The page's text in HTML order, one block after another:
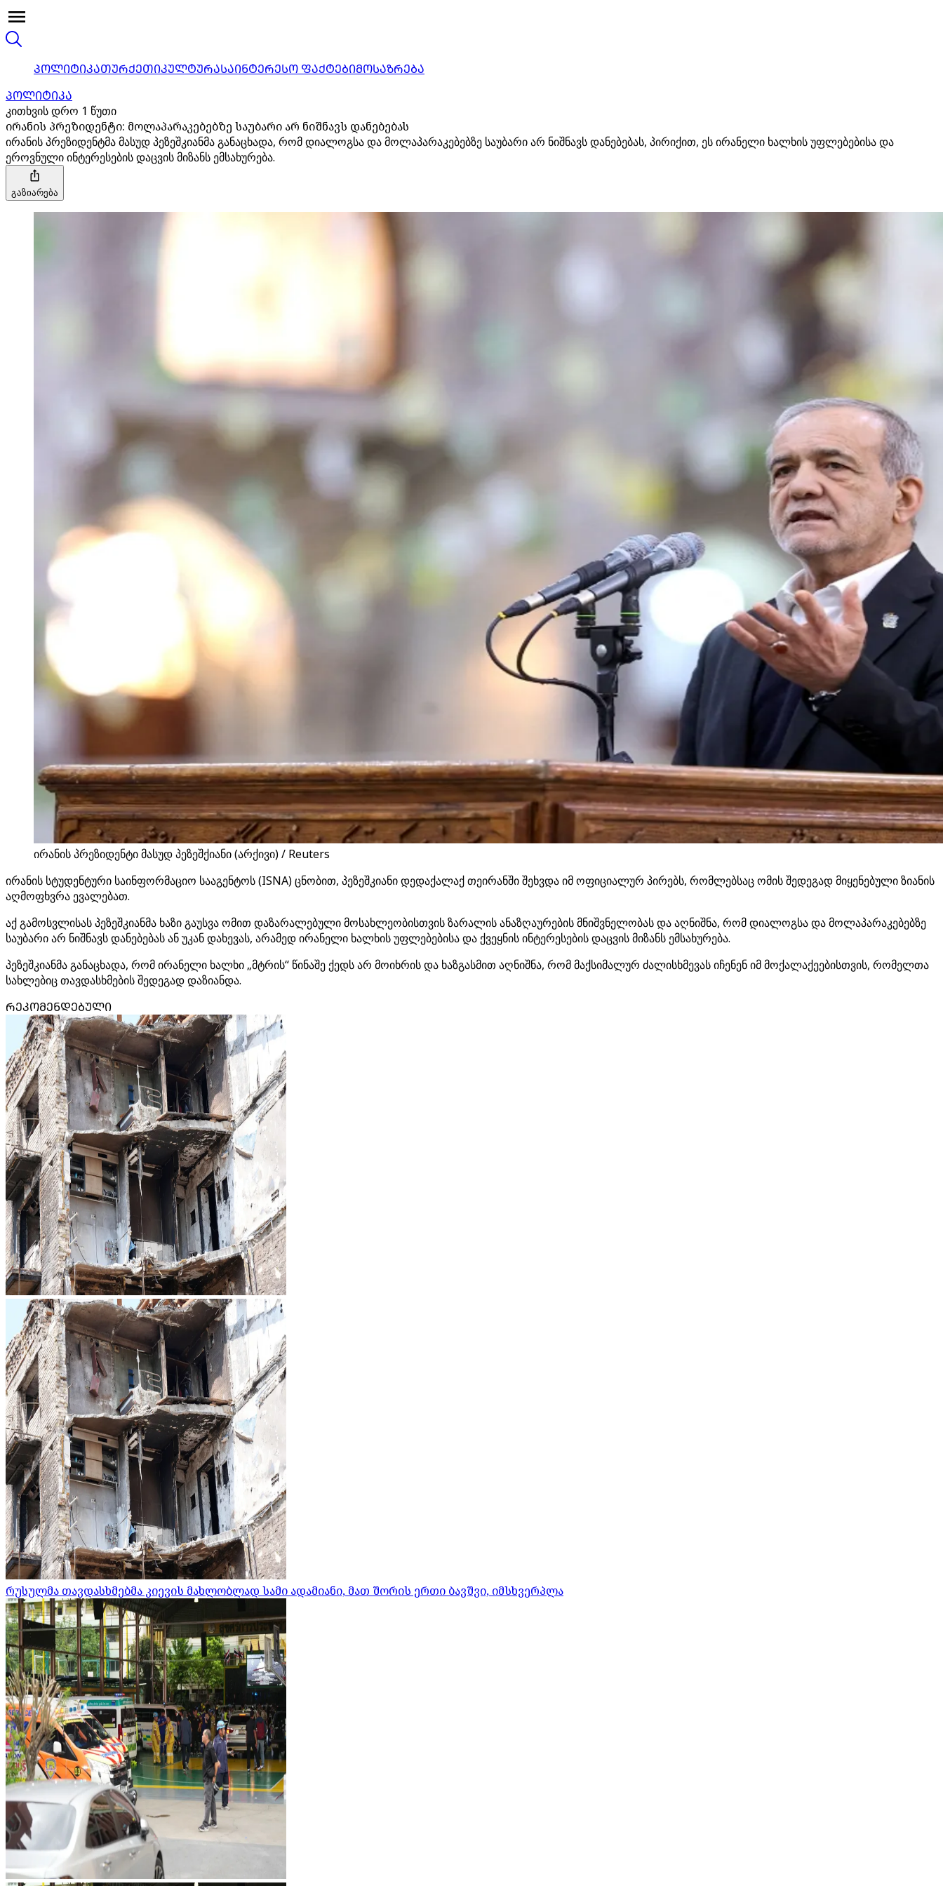
ᲞᲝᲚᲘᲢᲘᲙᲐᲗᲣᲠᲥᲔᲗᲘᲙᲣᲚᲢᲣᲠᲐᲡᲐᲘᲜᲢᲔᲠᲔᲡᲝ ᲤᲐᲥᲢᲔᲑᲘᲛᲝᲡᲐᲖᲠᲔᲑᲐ
ᲞᲝᲚᲘᲢᲘᲙᲐ
კითხვის დრო 1 წუთი
ირანის პრეზიდენტი: მოლაპარაკებებზე საუბარი არ ნიშნავს დანებებას
ირანის პრეზიდენტმა მასუდ პეზეშკიანმა განაცხადა, რომ დიალოგსა და მოლაპარაკებებზე საუბარი არ ნიშნავს დანებებას, პირიქით, ეს ირანელი ხალხის უფლებებისა და
ეროვნული ინტერესების დაცვის მიზანს ემსახურება.
გაზიარება
ირანის პრეზიდენტი მასუდ პეზეშქიანი (არქივი) / Reuters
ირანის სტუდენტური საინფორმაციო სააგენტოს (ISNA) ცნობით, პეზეშკიანი დედაქალაქ თეირანში შეხვდა იმ ოფიციალურ პირებს, რომლებსაც ომის შედეგად მიყენებული ზიანის
აღმოფხვრა ევალებათ.
აქ გამოსვლისას პეზეშკიანმა ხაზი გაუსვა ომით დაზარალებული მოსახლეობისთვის ზარალის ანაზღაურების მნიშვნელობას და აღნიშნა, რომ დიალოგსა და მოლაპარაკებებზე
საუბარი არ ნიშნავს დანებებას ან უკან დახევას, არამედ ირანელი ხალხის უფლებებისა და ქვეყნის ინტერესების დაცვის მიზანს ემსახურება.
პეზეშკიანმა განაცხადა, რომ ირანელი ხალხი „მტრის“ წინაშე ქედს არ მოიხრის და ხაზგასმით აღნიშნა, რომ მაქსიმალურ ძალისხმევას იჩენენ იმ მოქალაქეებისთვის, რომელთა
სახლებიც თავდასხმების შედეგად დაზიანდა.
ᲠᲔᲙᲝᲛᲔᲜᲓᲔᲑᲣᲚᲘ
რუსულმა თავდასხმებმა კიევის მახლობლად სამი ადამიანი, მათ შორის ერთი ბავშვი, იმსხვერპლა